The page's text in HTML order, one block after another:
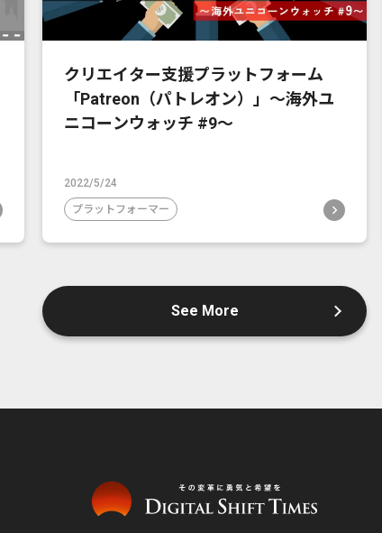
クリエイター支援プラットフォーム
「Patreon（パトレオン）」〜海外ユ
ニコーンウォッチ #9〜
2022/5/24
プラットフォーマー
See More